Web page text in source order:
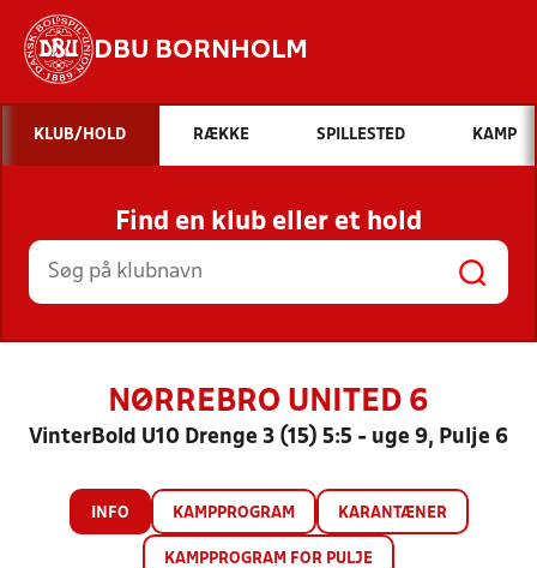
DBU BORNHOLM
Hvad vil du søge efter?
INDHOLD OG NYHEDER
STILLINGER, RESULTATER, KLUBBER OG
HOLD
KLUB/HOLD RÆKKE SPILLESTED KAMP
Find en klub eller et hold
NØRREBRO UNITED 6
VinterBold U10 Drenge 3 (15) 5:5 - uge 9, Pulje 6
INFO KAMPPROGRAM KARANTÆNER
KAMPPROGRAM FOR PULJE